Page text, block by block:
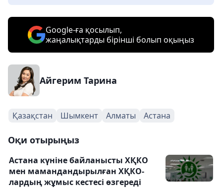
Google-ға қосылып,
жаңалықтарды бірінші болып оқыңыз
Айгерим Тарина
Қазақстан Шымкент Алматы Астана
Оқи отырыңыз
Астана күніне байланысты ХҚКО
мен мамандандырылған ХҚКО-
лардың жұмыс кестесі өзгереді